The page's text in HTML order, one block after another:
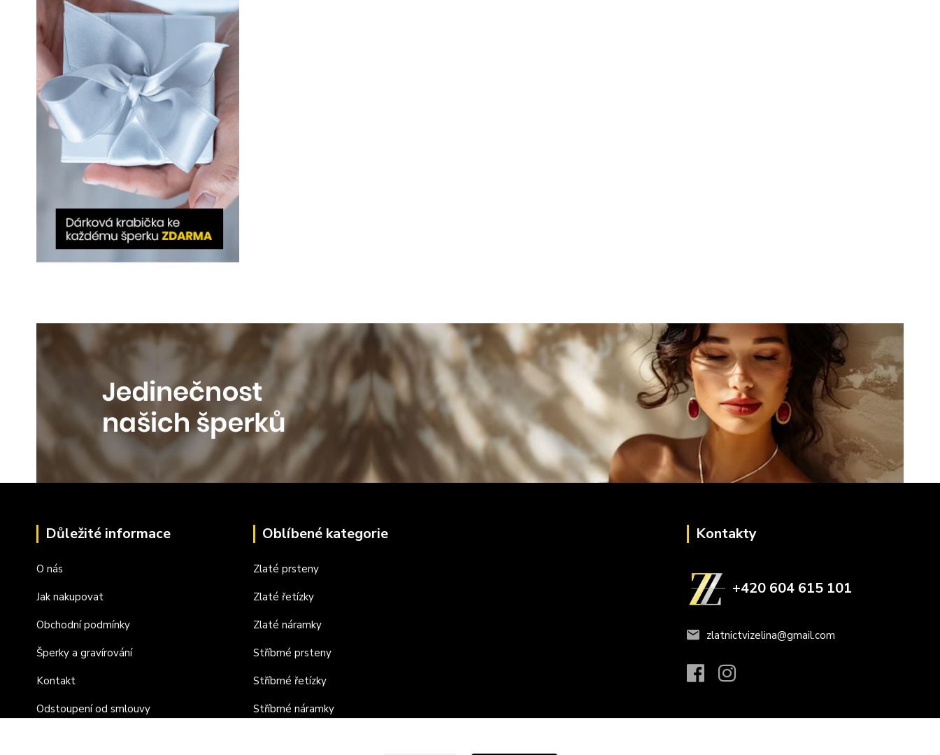
Důležité informace
O nás
Jak nakupovat
Obchodní podmínky
Šperky a gravírování
Kontakt
Odstoupení od smlouvy
Oblíbené kategorie
Zlaté prsteny
Zlaté řetízky
Zlaté náramky
Stříbrné prsteny
Stříbrné řetízky
Stříbrné náramky
Kontakty
+420 604 615 101
zlatnictvizelina@gmail.com